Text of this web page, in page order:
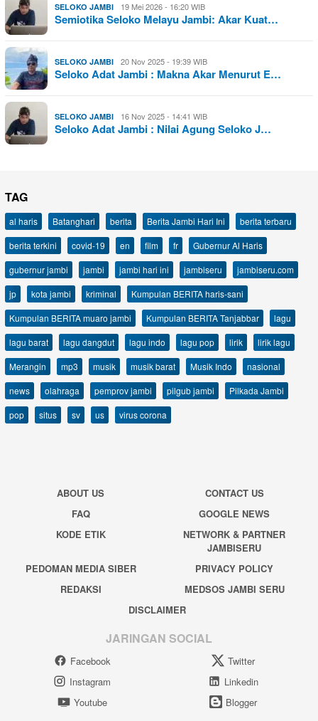
SELOKO JAMBI 19 Mei 2026 - 16:20 WIB
Semiotika Seloko Melayu Jambi: Akar Kuat…
SELOKO JAMBI 20 Nov 2025 - 19:39 WIB
Seloko Adat Jambi : Makna Akar Menurut E…
SELOKO JAMBI 16 Nov 2025 - 14:41 WIB
Seloko Adat Jambi : Nilai Agung Seloko J…
TAG
al haris Batanghari berita Berita Jambi Hari Ini
berita terbaru
berita terkini
covid-19 en film fr
Gubernur Al Haris
gubernur jambi
jambi jambi hari ini jambiseru
jambiseru.com
jp
kota jambi kriminal
Kumpulan BERITA haris-sani
Kumpulan BERITA muaro jambi
Kumpulan BERITA Tanjabbar
lagu
lagu barat
lagu dangdut lagu indo lagu pop lirik
lirik lagu
Merangin
mp3 musik musik barat Musik Indo
nasional
news
olahraga pemprov jambi pilgub jambi
Pilkada Jambi
pop
situs sv us virus corona
ABOUT US
CONTACT US
FAQ
GOOGLE NEWS
KODE ETIK
NETWORK & PARTNER
JAMBISERU
PEDOMAN MEDIA SIBER
PRIVACY POLICY
REDAKSI
MEDSOS JAMBI SERU
DISCLAIMER
JARINGAN SOCIAL
Facebook
Twitter
Instagram
Linkedin
Youtube
Blogger